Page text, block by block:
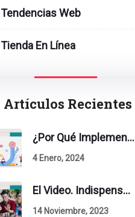
Tendencias Web
Tienda En Línea
Artículos Recientes
¿Por Qué Implementar La Metodología Inbound Marketing En Tu Empresa?
4 Enero, 2024
El Video. Indispensable En Tu Estrategia De Contenidos.
14 Noviembre, 2023